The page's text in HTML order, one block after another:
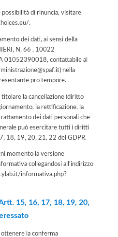
di rinuncia, visitare
.
dei dati, ai sensi della
N. 66 , 10022
01052390018, contattabile ai
nella
pro tempore.
titolare la cancellazione (diritto
la rettificazione, la
dei dati personali che
può esercitare tutti i diritti
18, 19, 20, 21, 22 del GDPR.
momento la versione
collegandosi all'indirizzo
informativa.php?
15, 16, 17, 18, 19, 20,
la conferma